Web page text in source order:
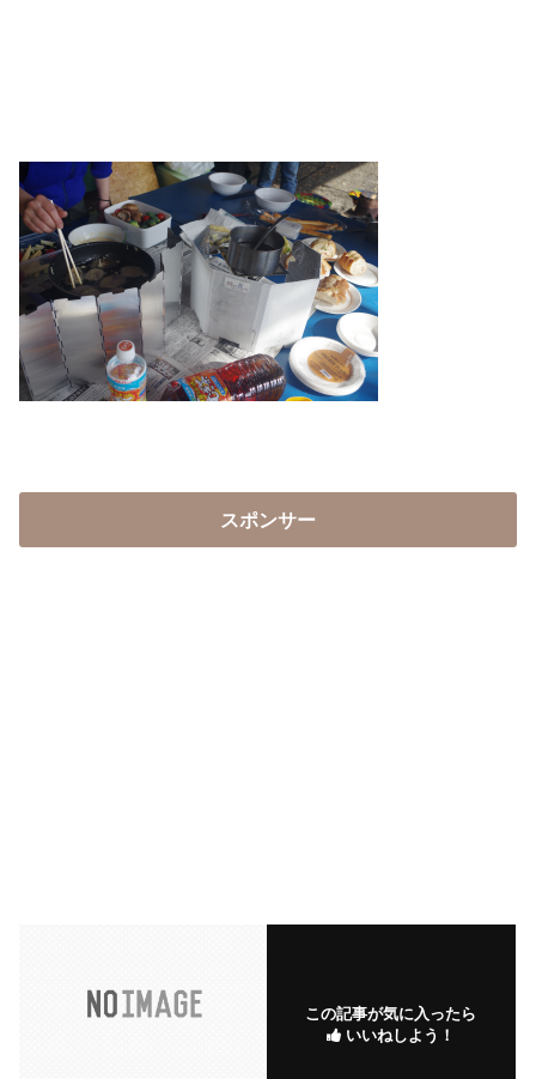
スポンサー
この記事が気に入ったら
いいねしよう！